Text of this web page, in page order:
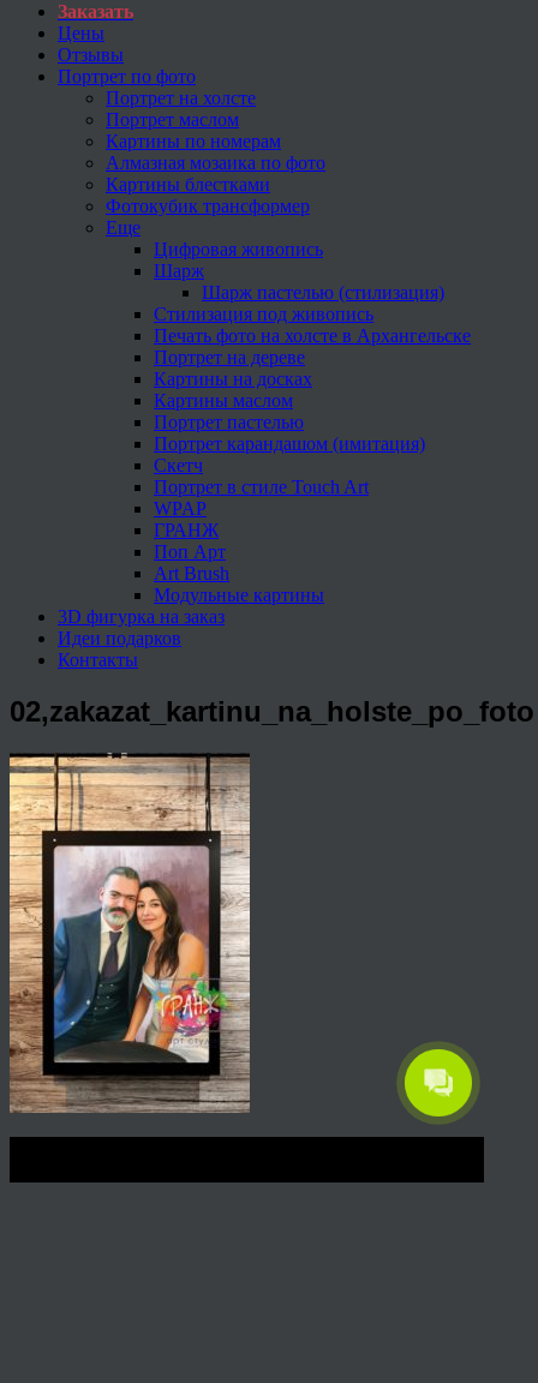
Заказать
Цены
Отзывы
Портрет по фото
Портрет на холсте
Портрет маслом
Картины по номерам
Алмазная мозаика по фото
Картины блестками
Фотокубик трансформер
Еще
Цифровая живопись
Шарж
Шарж пастелью (стилизация)
Стилизация под живопись
Печать фото на холсте в Архангельске
Портрет на дереве
Картины на досках
Картины маслом
Портрет пастелью
Портрет карандашом (имитация)
Скетч
Портрет в стиле Touch Art
WPAP
ГРАНЖ
Поп Арт
Art Brush
Модульные картины
3D фигурка на заказ
Идеи подарков
Контакты
02,zakazat_kartinu_na_holste_po_foto